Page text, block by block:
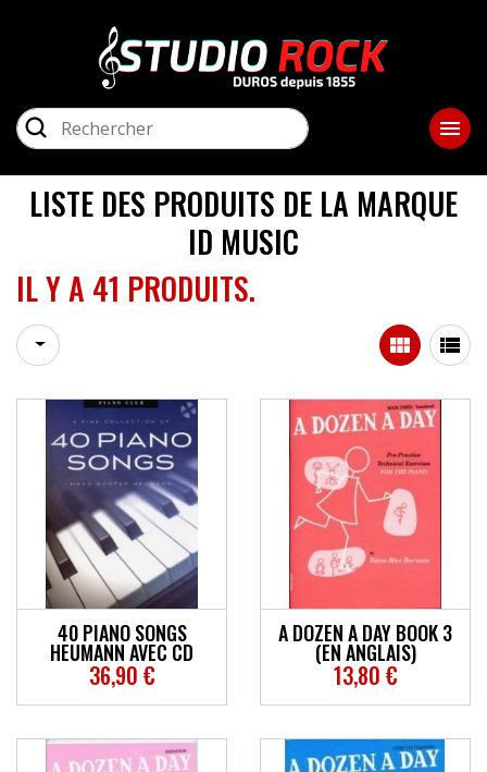
RECHERCHER 
LISTE DES PRODUITS DE LA MARQUE
ID MUSIC
IL Y A 41 PRODUITS.
 
40 PIANO SONGS
HEUMANN AVEC CD
36,90 €
A DOZEN A DAY BOOK 3
(EN ANGLAIS)
13,80 €
GUITARES ET BASSES
AMPLIS
PIANOS / CLAVIERS
BATTERIES
ACCESSOIRES
AUTRES INSTRUMENTS